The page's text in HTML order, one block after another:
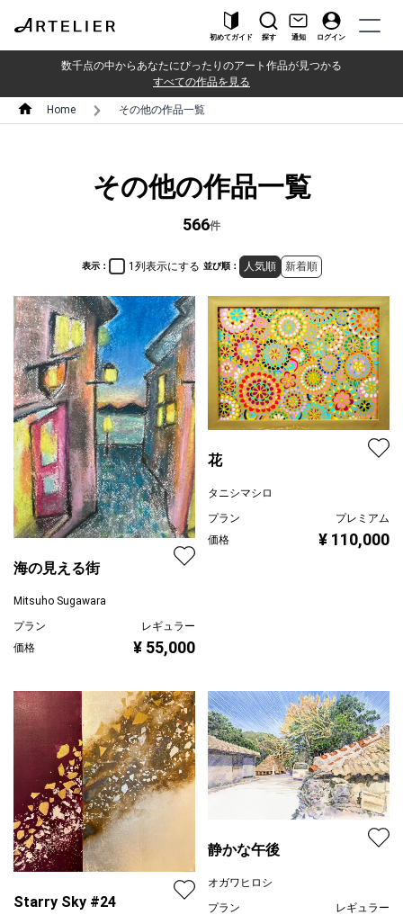
初めてガイド 探す 通知 ログイン
数千点の中からあなたにぴったりのアート作品が見つかる
すべての作品を見る
Home その他の作品一覧
その他の作品一覧
566件
表示： 1列表示にする 並び順： 人気順 新着順
海の見える街
Mitsuho Sugawara
プラン
レギュラー
価格
¥ 55,000
花
タニシマシロ
プラン
プレミアム
価格
¥ 110,000
Starry Sky #24
静かな午後
オガワヒロシ
プラン
レギュラー